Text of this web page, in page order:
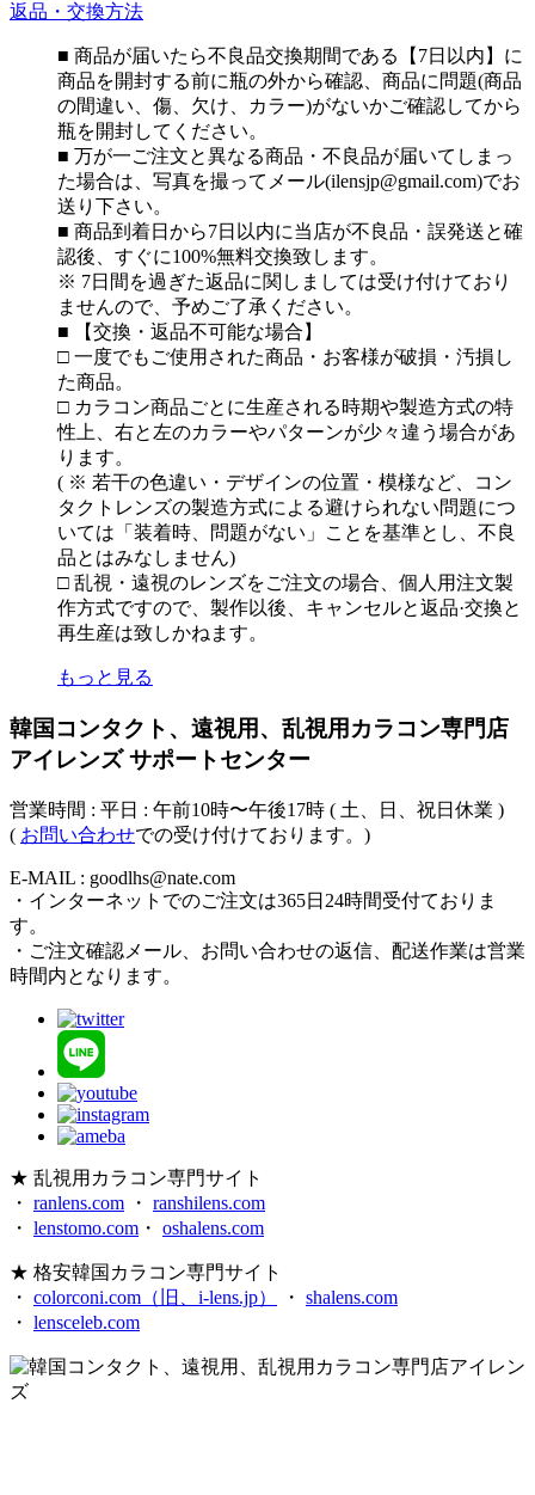
返品・交換方法
■ 商品が届いたら不良品交換期間である【7日以内】に
商品を開封する前に瓶の外から確認、商品に問題(商品
の間違い、傷、欠け、カラー)がないかご確認してから
瓶を開封してください。
■ 万が一ご注文と異なる商品・不良品が届いてしまっ
た場合は、写真を撮ってメール(ilensjp@gmail.com)でお
送り下さい。
■ 商品到着日から7日以内に当店が不良品・誤発送と確
認後、すぐに100%無料交換致します。
※ 7日間を過ぎた返品に関しましては受け付けており
ませんので、予めご了承ください。
■ 【交換・返品不可能な場合】
□ 一度でもご使用された商品・お客様が破損・汚損し
た商品。
□ カラコン商品ごとに生産される時期や製造方式の特
性上、右と左のカラーやパターンが少々違う場合があ
ります。
( ※ 若干の色違い・デザインの位置・模様など、コン
タクトレンズの製造方式による避けられない問題につ
いては「装着時、問題がない」ことを基準とし、不良
品とはみなしません)
□ 乱視・遠視のレンズをご注文の場合、個人用注文製
作方式ですので、製作以後、キャンセルと返品·交換と
再生産は致しかねます。
もっと見る
韓国コンタクト、遠視用、乱視用カラコン専門店
アイレンズ サポートセンター
営業時間 : 平日 : 午前10時〜午後17時 ( 土、日、祝日休業 )
( お問い合わせでの受け付けております。)
E-MAIL : goodlhs@nate.com
・インターネットでのご注文は365日24時間受付ておりま
す。
・ご注文確認メール、お問い合わせの返信、配送作業は営業
時間内となります。
★ 乱視用カラコン専門サイト
・ ranlens.com ・ ranshilens.com
・ lenstomo.com ・ oshalens.com
★ 格安韓国カラコン専門サイト
・ colorconi.com（旧、i-lens.jp） ・ shalens.com
・ lensceleb.com